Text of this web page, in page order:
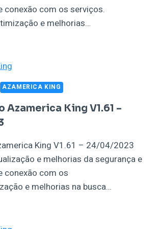
conexão com os serviços.
e melhorias…
AZAMERICA KING
Azamerica King V1.61 –
King V1.61 – 24/04/2023
e melhorias da segurança e
conexão com os
e melhorias na busca…